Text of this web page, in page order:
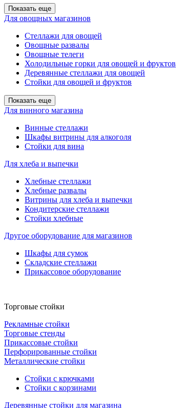
Показать еще
Для овощных магазинов
Стеллажи для овощей
Овощные развалы
Овощные телеги
Холодильные горки для овощей и фруктов
Деревянные стеллажи для овощей
Стойки для овощей и фруктов
Показать еще
Для винного магазина
Винные стеллажи
Шкафы витрины для алкоголя
Стойки для вина
Для хлеба и выпечки
Хлебные стеллажи
Хлебные развалы
Витрины для хлеба и выпечки
Кондитерские стеллажи
Стойки хлебные
Другое оборудование для магазинов
Шкафы для сумок
Складские стеллажи
Прикассовое оборудование
Торговые стойки
Рекламные стойки
Торговые стенды
Прикассовые стойки
Перфорированные стойки
Металлические стойки
Стойки с крючками
Стойки с корзинами
Деревянные стойки для магазина